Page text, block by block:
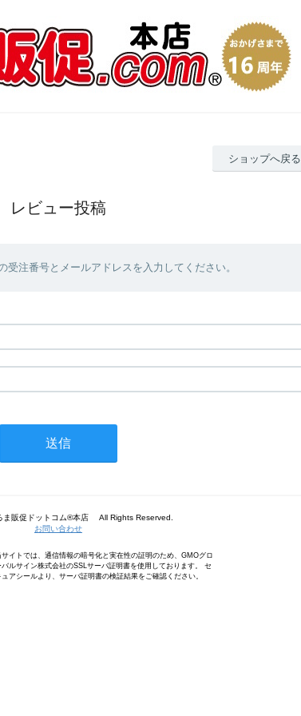
ショップへ戻る
レビュー投稿
注番号とメールアドレスを入力してください。
販促ドットコム®本店 All Rights Reserved.
お問い合わせ
サイトでは、通信情報の暗号化と実在性の証明のため、GMOグロ
バルサイン株式会社のSSLサーバ証明書を使用しております。 セ
ュアシールより、サーバ証明書の検証結果をご確認ください。